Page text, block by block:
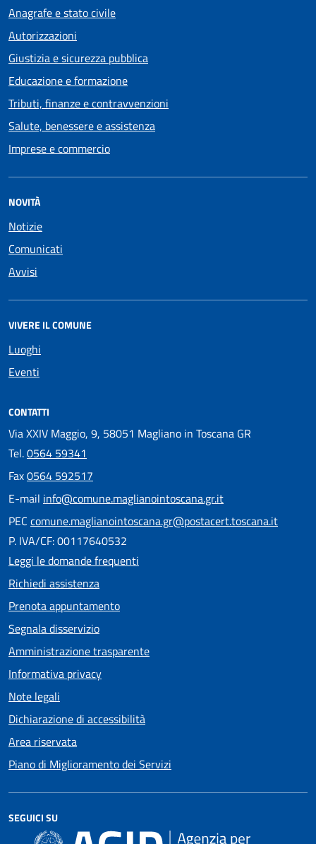
Anagrafe e stato civile
Autorizzazioni
Giustizia e sicurezza pubblica
Educazione e formazione
Tributi, finanze e contravvenzioni
Salute, benessere e assistenza
Imprese e commercio
NOVITÀ
Notizie
Comunicati
Avvisi
VIVERE IL COMUNE
Luoghi
Eventi
CONTATTI
Via XXIV Maggio, 9, 58051 Magliano in Toscana GR
Tel.0564 59341
Fax0564 592517
E-mail info@comune.maglianointoscana.gr.it
PEC comune.maglianointoscana.gr@postacert.toscana.it
P. IVA/CF: 00117640532
Leggi le domande frequenti
Richiedi assistenza
Prenota appuntamento
Segnala disservizio
Amministrazione trasparente
Informativa privacy
Note legali
Dichiarazione di accessibilità
Area riservata
Piano di Miglioramento dei Servizi
SEGUICI SU